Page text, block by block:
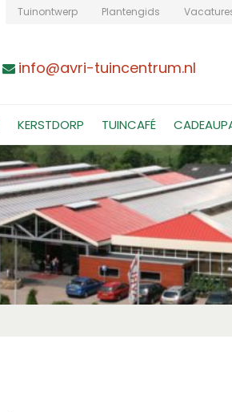
info@avri-tuincentrum.nl
Tuinontwerp Plantengids
KERSTDORP TUINCAFÉ